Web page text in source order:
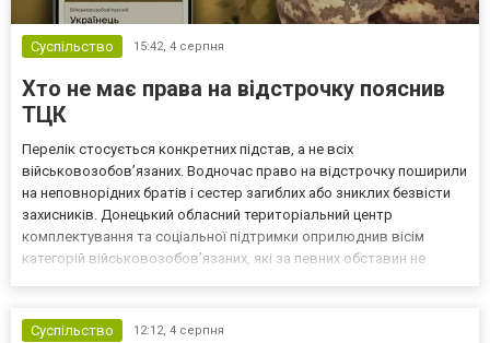
Суспільство 15:42, 4 серпня
Хто не має права на відстрочку пояснив
ТЦК
Перелік стосується конкретних підстав, а не всіх
військовозобов’язаних. Водночас право на відстрочку поширили
на неповнорідних братів і сестер загиблих або зниклих безвісти
захисників. Донецький обласний територіальний центр
комплектування та соціальної підтримки оприлюднив вісім
категорій військовозобов’язаних, які за певних обставин не
Суспільство
12:12, 4 серпня